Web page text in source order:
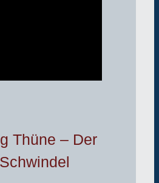
Thüne – Der